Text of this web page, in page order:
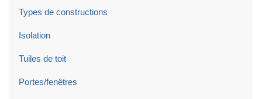
Types de constructions
Isolation
Tuiles de toit
Portes/fenêtres